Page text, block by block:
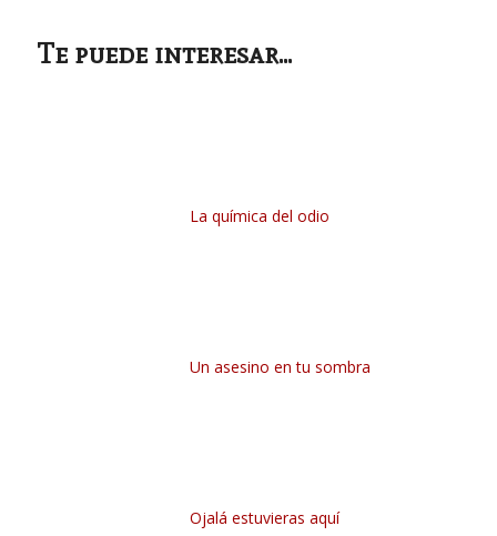
Te puede interesar...
La química del odio
Un asesino en tu sombra
Ojalá estuvieras aquí